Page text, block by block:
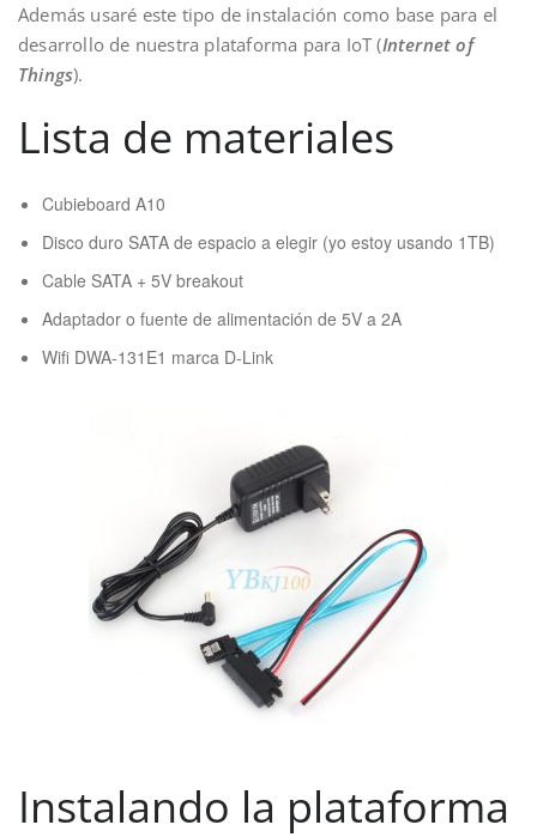
Además usaré este tipo de instalación como base para el
desarrollo de nuestra plataforma para IoT (Internet of
Things).
Lista de materiales
Cubieboard A10
Disco duro SATA de espacio a elegir (yo estoy usando 1TB)
Cable SATA + 5V breakout
Adaptador o fuente de alimentación de 5V a 2A
Wifi DWA-131E1 marca D-Link
Instalando la plataforma